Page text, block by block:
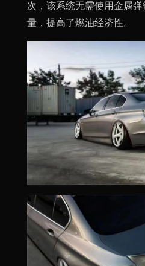
次，该系统无需使用金属
量，提高了燃油经济性。